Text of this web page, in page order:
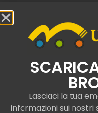
Camion
Lasciaci la tua
informazioni sui nostri